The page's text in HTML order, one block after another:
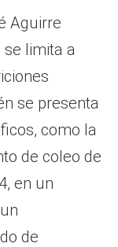
Aguirre
limita a
se presenta
como la
de coleo de
en un
de